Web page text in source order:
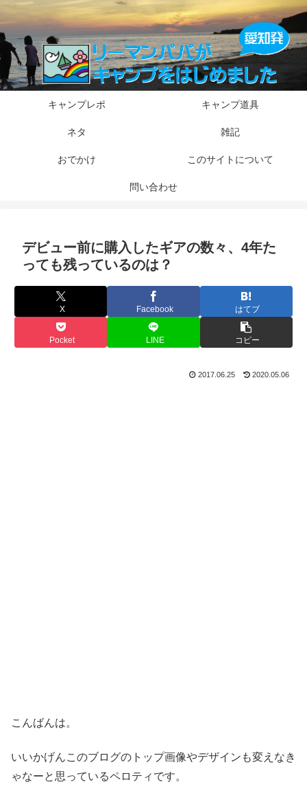
キャンプレポ キャンプ道具
ネタ 雑記
おでかけ このサイトについて
問い合わせ
デビュー前に購入したギアの数々、4年た
っても残っているのは？
X Facebook はてブ
Pocket LINE コピー
2017.06.25 2020.05.06
こんばんは。
いいかげんこのブログのトップ画像やデザインも変えなき
ゃなーと思っているペロティです。